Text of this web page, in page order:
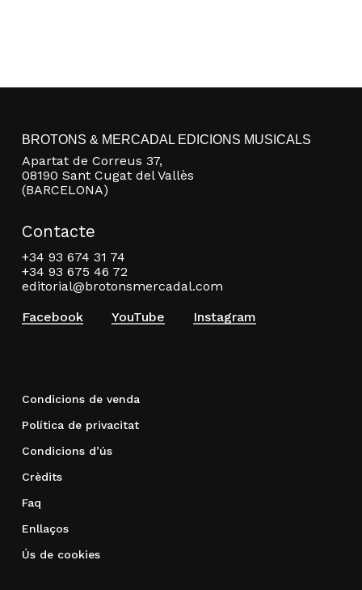
BROTONS & MERCADAL EDICIONS MUSICALS
Apartat de Correus 37,
08190 Sant Cugat del Vallès
(BARCELONA)
Contacte
+34 93 674 31 74
+34 93 675 46 72
editorial@brotonsmercadal.com
Facebook
YouTube Instagram
Condicions de venda
Política de privacitat
Condicions d’ús
Crèdits
Faq
Enllaços
Ús de cookies